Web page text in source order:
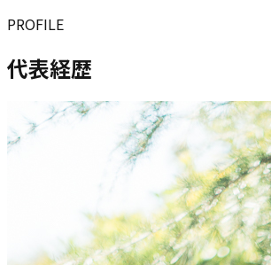
PROFILE
代表経歴